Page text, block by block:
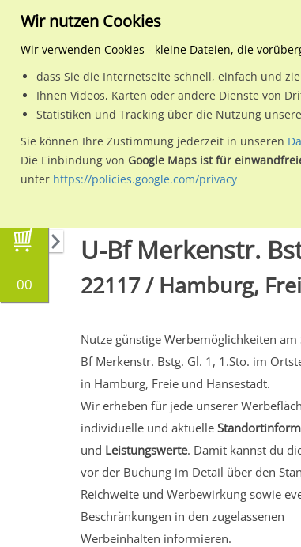
Wähle den Werbestandort:
00
U-Bf Merkenstr.
22117 / Hamburg,
Nutze günstige Werbemöglichkeiten am
Bf Merkenstr. Bstg. Gl. 1, 1.Sto. im
in Hamburg, Freie und Hansestadt.
Wir erheben für jede unserer
individuelle und aktuelle
und Leistungswerte. Damit kannst du
vor der Buchung im Detail über den
Reichweite und Werbewirkung sowie
Beschränkungen in den zugelassenen
Werbeinhalten informieren.
Wir nutzen Cookies
Wir verwenden Cookies - kleine Dateien, die
dass Sie die Internetseite schnell, einfach und
Ihnen Videos, Karten oder andere Dienste von
Statistiken und Tracking über die Nutzung
Sie können Ihre Zustimmung jederzeit in unseren
Die Einbindung von Google Maps ist für
unter https://policies.google.com/privacy